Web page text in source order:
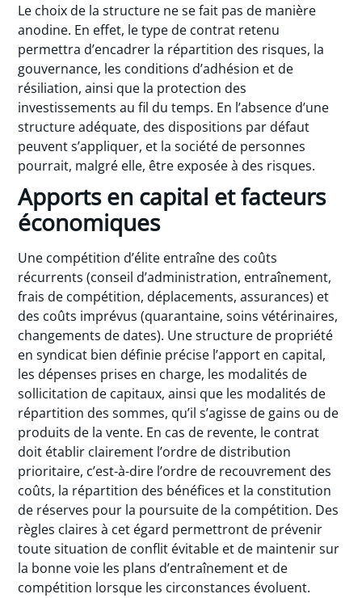
Le choix de la structure ne se fait pas de manière
anodine. En effet, le type de contrat retenu
permettra d’encadrer la répartition des risques, la
gouvernance, les conditions d’adhésion et de
résiliation, ainsi que la protection des
investissements au fil du temps. En l’absence d’une
structure adéquate, des dispositions par défaut
peuvent s’appliquer, et la société de personnes
pourrait, malgré elle, être exposée à des risques.
Apports en capital et facteurs
économiques
Une compétition d’élite entraîne des coûts
récurrents (conseil d’administration, entraînement,
frais de compétition, déplacements, assurances) et
des coûts imprévus (quarantaine, soins vétérinaires,
changements de dates). Une structure de propriété
en syndicat bien définie précise l’apport en capital,
les dépenses prises en charge, les modalités de
sollicitation de capitaux, ainsi que les modalités de
répartition des sommes, qu’il s’agisse de gains ou de
produits de la vente. En cas de revente, le contrat
doit établir clairement l’ordre de distribution
prioritaire, c’est-à-dire l’ordre de recouvrement des
coûts, la répartition des bénéfices et la constitution
de réserves pour la poursuite de la compétition. Des
règles claires à cet égard permettront de prévenir
toute situation de conflit évitable et de maintenir sur
la bonne voie les plans d’entraînement et de
compétition lorsque les circonstances évoluent.